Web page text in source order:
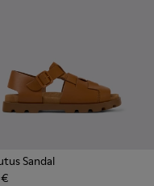
Sandal